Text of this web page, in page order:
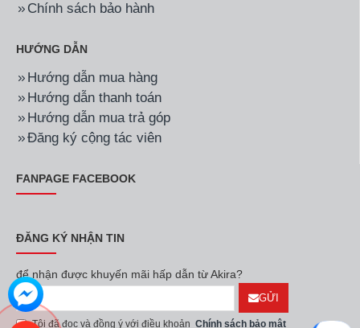
Chính sách bảo hành
HƯỚNG DẪN
Hướng dẫn mua hàng
Hướng dẫn thanh toán
Hướng dẫn mua trả góp
Đăng ký cộng tác viên
FANPAGE FACEBOOK
ĐĂNG KÝ NHẬN TIN
để nhận được khuyến mãi hấp dẫn từ Akira?
GỬI
Tôi đã đọc và đồng ý với điều khoản Chính sách bảo mật